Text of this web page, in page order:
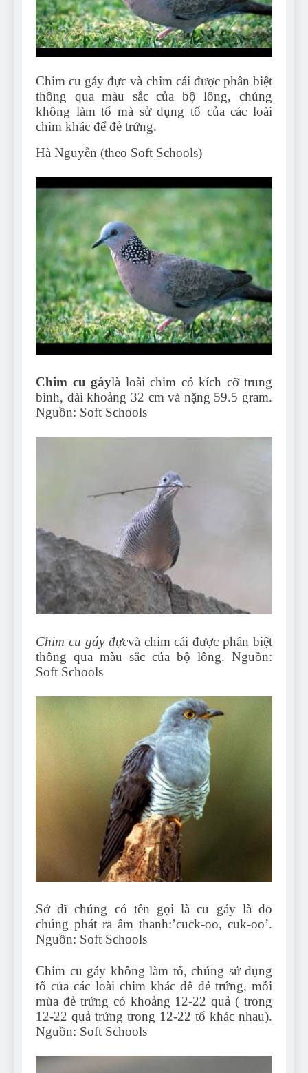
Can Bulldogs Play Fetch?
And How to Train Them!
7 Năm Ago
How Often Do I Need to
7 Năm Ago
Chim cu gáy đực và chim cái được phân biệt
thông qua màu sắc của bộ lông, chúng
không làm tổ mà sử dụng tổ của các loài
chim khác để đẻ trứng.
Hà Nguyễn (theo Soft Schools)
Chim cu gáylà loài chim có kích cỡ trung
bình, dài khoảng 32 cm và nặng 59.5 gram.
Nguồn: Soft Schools
Chim cu gáy đựcvà chim cái được phân biệt
thông qua màu sắc của bộ lông. Nguồn:
Soft Schools
Sở dĩ chúng có tên gọi là cu gáy là do
chúng phát ra âm thanh:’cuck-oo, cuk-oo’.
Nguồn: Soft Schools
Chim cu gáy không làm tổ, chúng sử dụng
tổ của các loài chim khác để đẻ trứng, mỗi
mùa đẻ trứng có khoảng 12-22 quả ( trong
12-22 quả trứng trong 12-22 tổ khác nhau).
Nguồn: Soft Schools